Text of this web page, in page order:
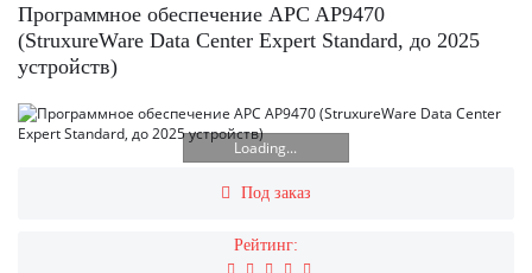
Программное обеспечение APC AP9470
(StruxureWare Data Center Expert Standard, до 2025
устройств)
Loading...
Под заказ
Рейтинг: